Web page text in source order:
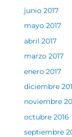
junio 2017
mayo 2017
abril 2017
marzo 2017
enero 2017
diciembre
noviembre
octubre 2016
septiembre